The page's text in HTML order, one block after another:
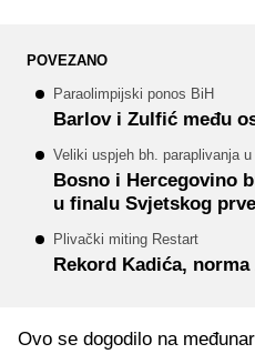
POVEZANO
Paraolimpijski ponos BiH
Barlov i Zulfić među
Veliki uspjeh bh. paraplivanja u
Bosno i Hercegovino
u finalu Svjetskog
Plivački miting Restart
Rekord Kadića,
Ovo se dogodilo na